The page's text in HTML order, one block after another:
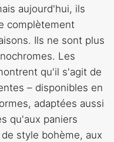
aujourd'hui, ils
complètement
Ils ne sont plus
Les
qu'il s'agit de
– disponibles en
adaptées aussi
qu'aux paniers
style bohème, aux